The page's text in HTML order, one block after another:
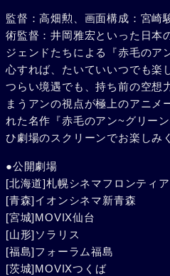
監督：高畑勲、画面構成：宮崎
術監督：井岡雅宏といった日本
ジェンドたちによる『赤毛のア
心すれば、たいていいつでも楽
つらい境遇でも、持ち前の空想
まうアンの視点が極上のアニメ
れた名作『赤毛のアン~グリー
ひ劇場のスクリーンでお楽しみ
●公開劇場
[北海道]札幌シネマフロンティ
[青森]イオンシネマ新青森
[宮城]MOVIX仙台
[山形]ソラリス
[福島]フォーラム福島
[茨城]MOVIXつくば